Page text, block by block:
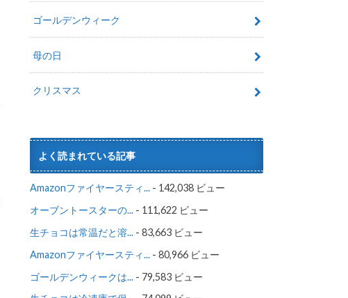
ゴールデンウィーク
母の日
クリスマス
よく読まれている記事
Amazonファイヤースティ... - 142,038 ビュー
オーブントースターの... - 111,622 ビュー
生チョコは常温だと溶... - 83,663 ビュー
Amazonファイヤースティ... - 80,966 ビュー
ゴールデンウィークは... - 79,583 ビュー